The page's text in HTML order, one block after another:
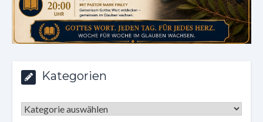
Kategorien
Kategorien